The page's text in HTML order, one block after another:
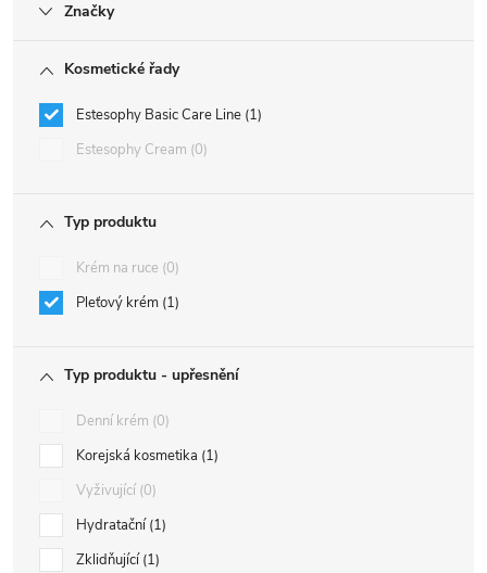
Značky
Kosmetické řady
Estesophy Basic Care Line 1
Estesophy Cream 0
Typ produktu
Krém na ruce 0
Pleťový krém 1
Typ produktu - upřesnění
Denní krém 0
Korejská kosmetika 1
Vyživující 0
Hydratační 1
Zklidňující 1